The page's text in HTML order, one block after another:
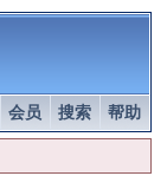
帮助
搜索
会员